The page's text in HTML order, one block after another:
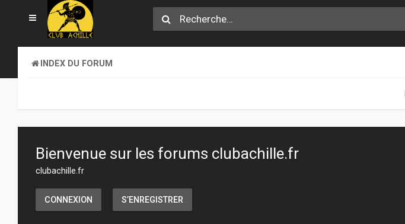
INDEX DU FORUM
Bienvenue sur les forums clubachille.fr
clubachille.fr
CONNEXION S’ENREGISTRER